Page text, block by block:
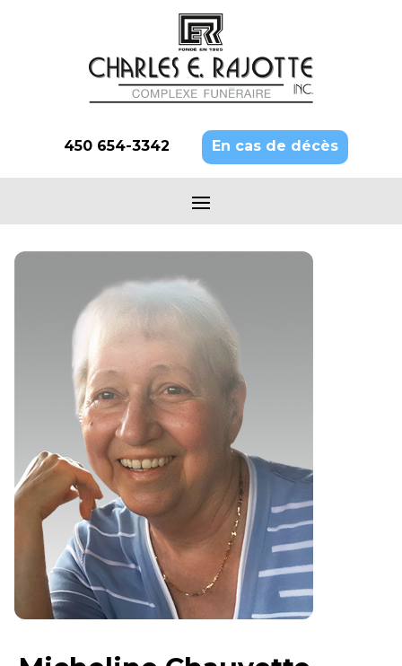
450 654-3342 En cas de décès